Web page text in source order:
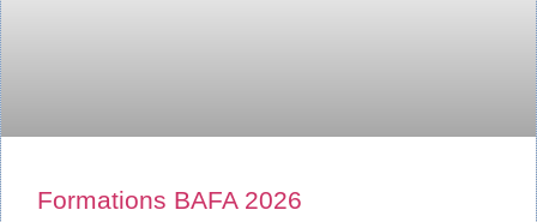
Formations BAFA 2026